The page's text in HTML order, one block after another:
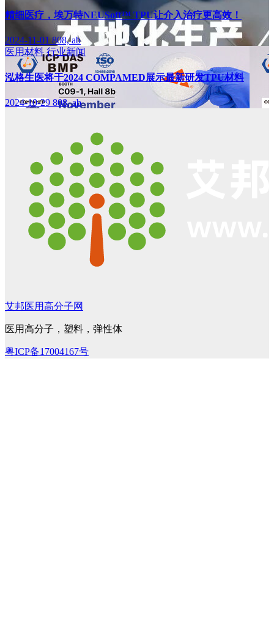
精细医疗，埃万特NEUSoft™ TPU让介入治疗更高效！
2024-11-01808, ab
医用材料行业新闻
泓格生医将于2024 COMPAMED展示最新研发TPU材料
2024-10-29 808, ab
艾邦医用高分子网
医用高分子，塑料，弹性体
粤ICP备17004167号